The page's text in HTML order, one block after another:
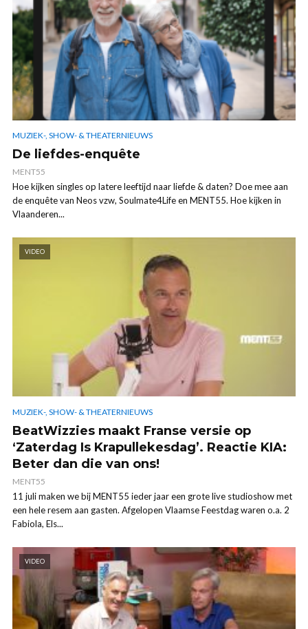
MUZIEK-, SHOW- & THEATERNIEUWS
De liefdes-enquête
MENT55
Hoe kijken singles op latere leeftijd naar liefde & daten? Doe mee aan
de enquête van Neos vzw, Soulmate4Life en MENT55. Hoe kijken in
Vlaanderen...
VIDEO
MUZIEK-, SHOW- & THEATERNIEUWS
BeatWizzies maakt Franse versie op
‘Zaterdag Is Krapullekesdag’. Reactie KIA:
Beter dan die van ons!
MENT55
11 juli maken we bij MENT55 ieder jaar een grote live studioshow met
een hele resem aan gasten. Afgelopen Vlaamse Feestdag waren o.a. 2
Fabiola, Els...
VIDEO